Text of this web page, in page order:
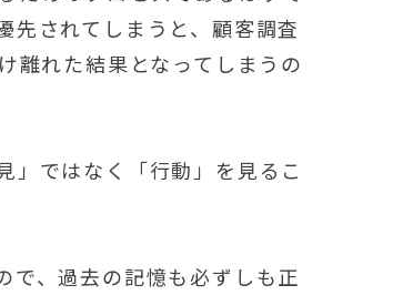
先されてしまうと、顧客調査
離れた結果となってしまうの
」ではなく「行動」を見るこ
で、過去の記憶も必ずしも正